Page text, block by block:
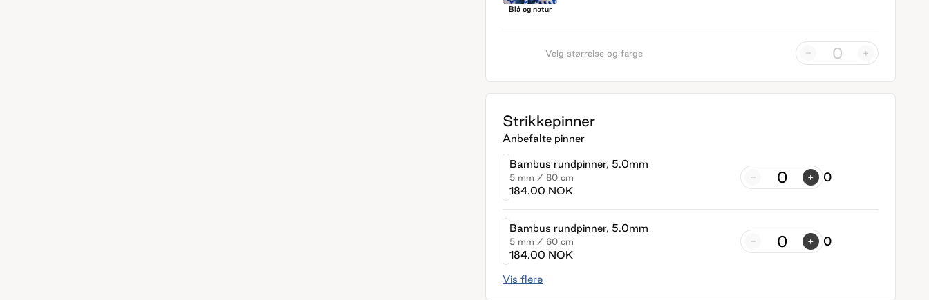
Blå og natur
Velg størrelse og farge - +
Strikkepinner
Anbefalte pinner
Bambus rundpinner, 5.0mm
5 mm / 80 cm
184.00 NOK
- + 0
Bambus rundpinner, 5.0mm
5 mm / 60 cm
184.00 NOK
- + 0
Vis flere